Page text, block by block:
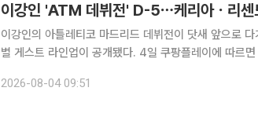
이강인 'ATM 데뷔전' D-5⋯케리아ㆍ리센
이강인의 아틀레티코 마드리드 데뷔전이 닷새 앞으로
별 게스트 라인업이 공개됐다. 4일 쿠팡플레이에 따르면 5일 오후 8시 서울월드컵경기장에서 열리
2026-08-04 09:51